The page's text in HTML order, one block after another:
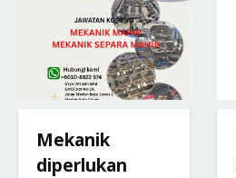
Mekanik
diperlukan